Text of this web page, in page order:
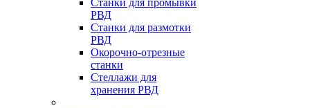
Станки для промывки
РВД
Станки для размотки
РВД
Окорочно-отрезные
станки
Стеллажи для
хранения РВД